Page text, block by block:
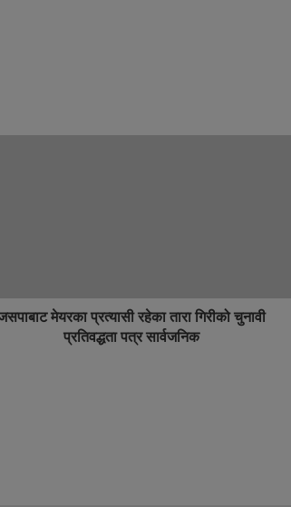
मेयरका प्रत्यासी रहेका तारा गिरीको चुनावी
प्रतिवद्धता पत्र सार्वजनिक